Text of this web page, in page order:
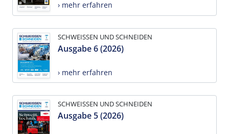
› mehr erfahren
SCHWEISSEN UND SCHNEIDEN
Ausgabe 6 (2026)
› mehr erfahren
SCHWEISSEN UND SCHNEIDEN
Ausgabe 5 (2026)